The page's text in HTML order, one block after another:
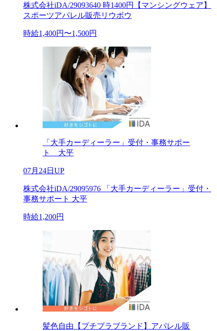
株式会社iDA/29093640 時1400円【マンシングウェア】
スポーツアパレル販売リウボウ
時給1,400円〜1,500円
「大手カーディーラー」受付・事務サポー
ト 大平
07月24日UP
株式会社iDA/29095976 「大手カーディーラー」受付・
事務サポート 大平
時給1,200円
髪色自由【プチプラブランド】アパレル販